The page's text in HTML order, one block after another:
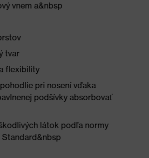
vnem a&nbsp
tvar
flexibility
pri nosení vďaka
podšívky absorbovať
látok podľa normy
Standard&nbsp